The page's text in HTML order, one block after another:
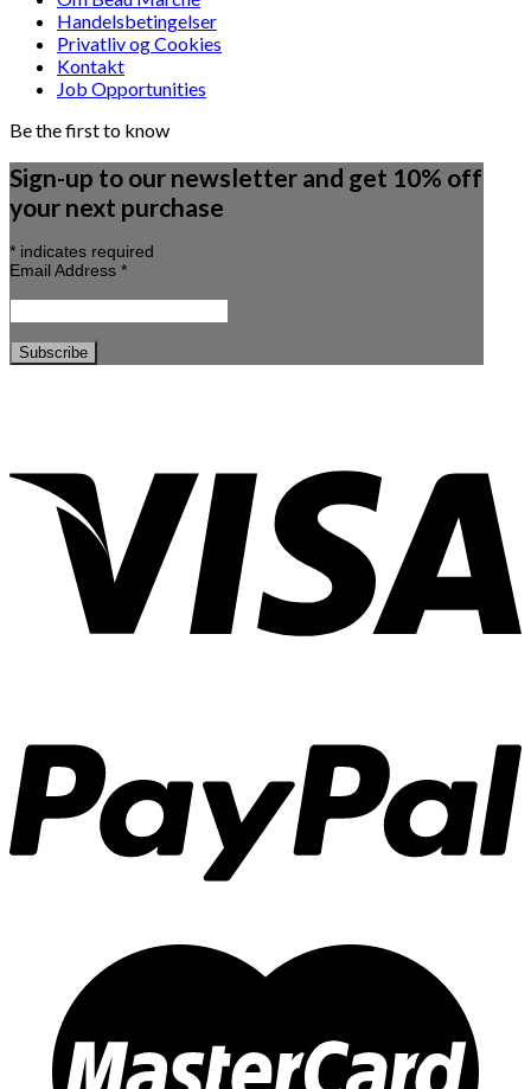
Handelsbetingelser
Privatliv og Cookies
Kontakt
Job Opportunities
Be the first to know
Sign-up to our newsletter and get 10% off
your next purchase
* indicates required
Email Address *